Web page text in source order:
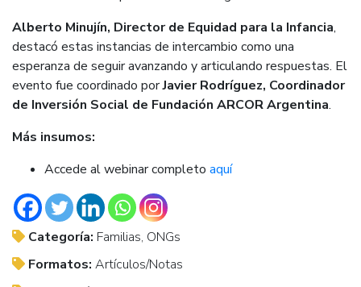
Alberto Minujín, Director de Equidad para la Infancia,
destacó estas instancias de intercambio como una
esperanza de seguir avanzando y articulando respuestas. El
evento fue coordinado porJavier Rodríguez, Coordinador
de Inversión Social de Fundación ARCOR Argentina.
Más insumos:
Accede al webinar completo aquí
Categoría: Familias, ONGs
Formatos: Artículos/Notas